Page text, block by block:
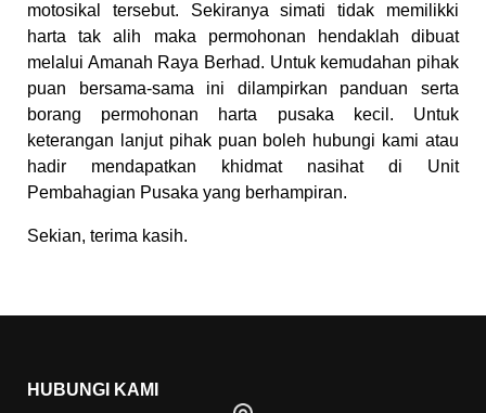
motosikal tersebut. Sekiranya simati tidak memilikki
harta tak alih maka permohonan hendaklah dibuat
melalui Amanah Raya Berhad. Untuk kemudahan pihak
puan bersama-sama ini dilampirkan panduan serta
borang permohonan harta pusaka kecil. Untuk
keterangan lanjut pihak puan boleh hubungi kami atau
hadir mendapatkan khidmat nasihat di Unit
Pembahagian Pusaka yang berhampiran.
Sekian, terima kasih.
HUBUNGI KAMI